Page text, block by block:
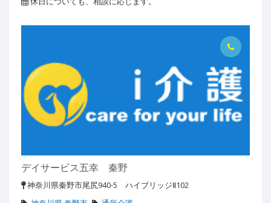
デイサービス五幸 秦野
神奈川県秦野市尾尻940-5 ハイブリッジⅡ102